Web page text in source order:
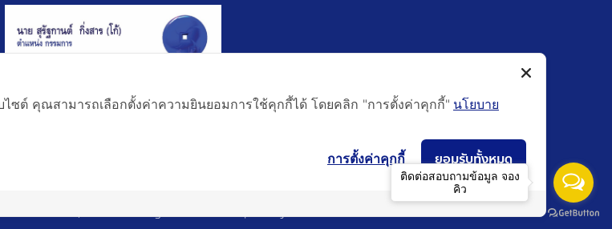
Co., Ltd. – All Rights Reserved. |Policy
ติดต่อสอบถามข้อมูล จอง
คิว
ซต์ คุณสามารถเลือกตั้งค่าความยินยอมการใช้คุกกี้ได้ โดยคลิก "การตั้งค่าคุกกี้" นโยบาย
ยอมรับทั้งหมด
การตั้งค่าคุกกี้